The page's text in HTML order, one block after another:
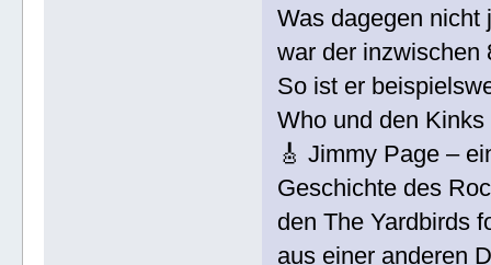
Was dagegen nicht
war der inzwischen
So ist er
Who und den
🎸 Jimmy Page –
Geschichte des
den The Yardbirds
aus einer anderen